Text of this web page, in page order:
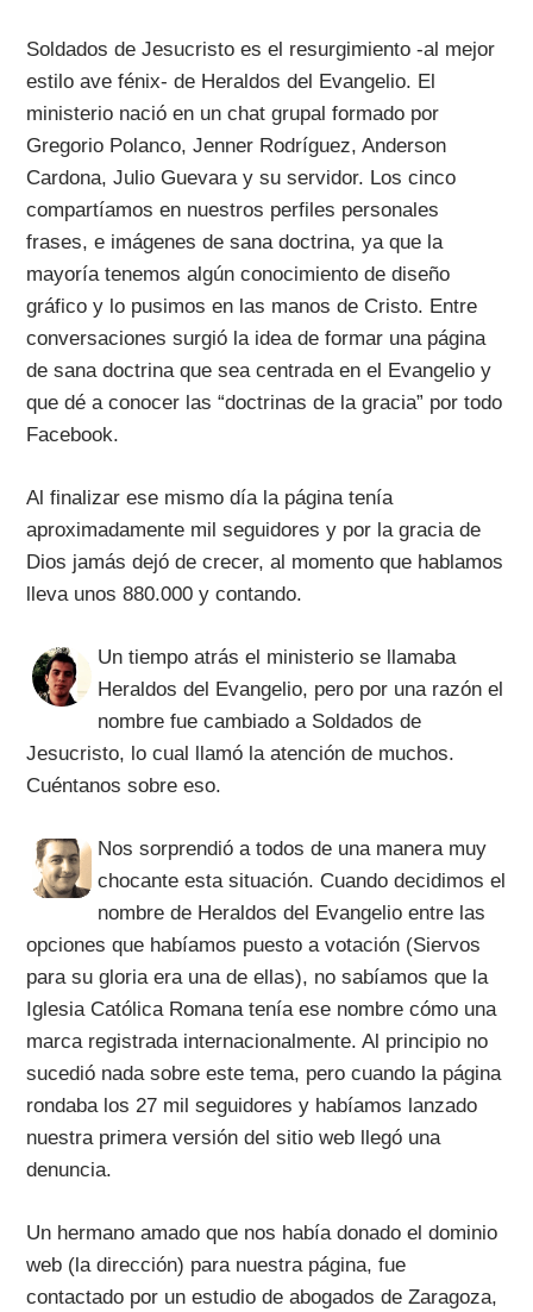
Soldados de Jesucristo es el resurgimiento -al mejor
estilo ave fénix- de Heraldos del Evangelio. El
ministerio nació en un chat grupal formado por
Gregorio Polanco, Jenner Rodríguez, Anderson
Cardona, Julio Guevara y su servidor. Los cinco
compartíamos en nuestros perfiles personales
frases, e imágenes de sana doctrina, ya que la
mayoría tenemos algún conocimiento de diseño
gráfico y lo pusimos en las manos de Cristo. Entre
conversaciones surgió la idea de formar una página
de sana doctrina que sea centrada en el Evangelio y
que dé a conocer las “doctrinas de la gracia” por todo
Facebook.
Al finalizar ese mismo día la página tenía
aproximadamente mil seguidores y por la gracia de
Dios jamás dejó de crecer, al momento que hablamos
lleva unos 880.000 y contando.
Un tiempo atrás el ministerio se llamaba
Heraldos del Evangelio, pero por una razón el
nombre fue cambiado a Soldados de
Jesucristo, lo cual llamó la atención de muchos.
Cuéntanos sobre eso.
Nos sorprendió a todos de una manera muy
chocante esta situación. Cuando decidimos el
nombre de Heraldos del Evangelio entre las
opciones que habíamos puesto a votación (Siervos
para su gloria era una de ellas), no sabíamos que la
Iglesia Católica Romana tenía ese nombre cómo una
marca registrada internacionalmente. Al principio no
sucedió nada sobre este tema, pero cuando la página
rondaba los 27 mil seguidores y habíamos lanzado
nuestra primera versión del sitio web llegó una
denuncia.
Un hermano amado que nos había donado el dominio
web (la dirección) para nuestra página, fue
contactado por un estudio de abogados de Zaragoza,